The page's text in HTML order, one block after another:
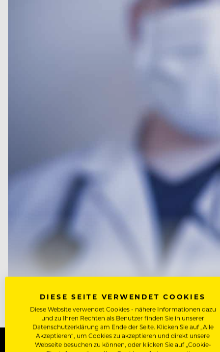
DIESE SEITE VERWENDET COOKIES
Diese Website verwendet Cookies - nähere Informationen dazu
und zu Ihren Rechten als Benutzer finden Sie in unserer
Datenschutzerklärung am Ende der Seite. Klicken Sie auf „Alle
Akzeptieren“, um Cookies zu akzeptieren und direkt unsere
Webseite besuchen zu können, oder klicken Sie auf „Cookie-